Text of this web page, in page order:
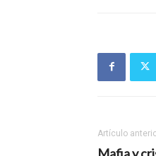
Artículo